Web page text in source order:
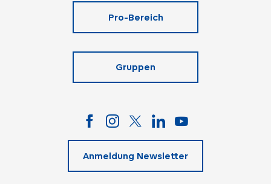
Pro-Bereich
Gruppen
Anmeldung Newsletter